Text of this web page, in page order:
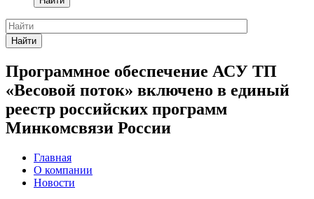
Найти
Программное обеспечение АСУ ТП
«Весовой поток» включено в единый
реестр российских программ
Минкомсвязи России
Главная
О компании
Новости